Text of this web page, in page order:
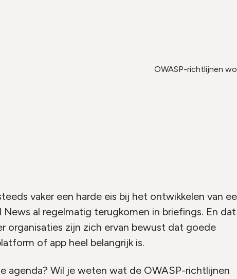
OWASP-richtlijnen
vaker een harde eis bij het ontwikkelen van
al regelmatig terugkomen in briefings. En dat
organisaties zijn zich ervan bewust dat goede
of app heel belangrijk is.
agenda? Wil je weten wat de OWASP-richtlijnen